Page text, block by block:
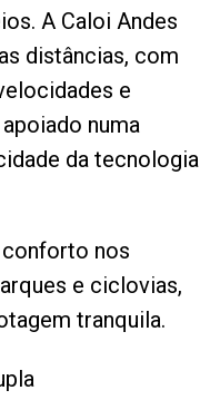
A Caloi Andes
distâncias, com
e
numa
da tecnologia
nos
e ciclovias,
tranquila.